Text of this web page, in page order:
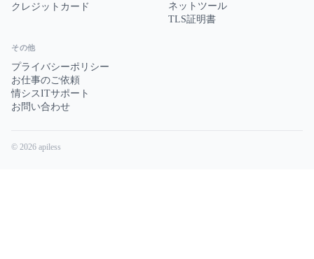
クレジットカード
ネットツール
TLS証明書
その他
プライバシーポリシー
お仕事のご依頼
情シスITサポート
お問い合わせ
© 2026 apiless